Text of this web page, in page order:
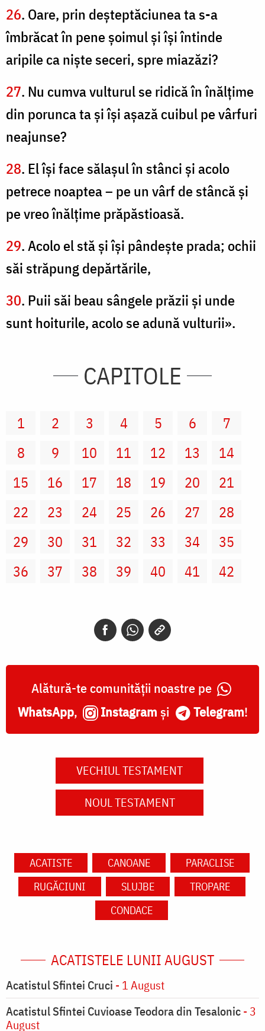
26. Oare, prin deşteptăciunea ta s-a
îmbrăcat în pene şoimul şi îşi întinde
aripile ca nişte seceri, spre miazăzi?
27. Nu cumva vulturul se ridică în înălţime
din porunca ta şi îşi aşază cuibul pe vârfuri
neajunse?
28. El îşi face sălaşul în stânci şi acolo
petrece noaptea – pe un vârf de stâncă şi
pe vreo înălţime prăpăstioasă.
29. Acolo el stă şi îşi pândeşte prada; ochii
săi străpung depărtările,
30. Puii săi beau sângele prăzii şi unde
sunt hoiturile, acolo se adună vulturii».
CAPITOLE
1 2 3 4 5 6
7
8
9 10 11 12 13
14
15
16 17 18 19 20
21
22
23 24 25 26 27
28
29
30 31 32 33 34
35
36
37 38 39 40 41 42
Alătură-te comunității noastre pe
WhatsApp, Instagram și Telegram!
VECHIUL TESTAMENT
NOUL TESTAMENT
ACATISTE CANOANE
PARACLISE
RUGĂCIUNI
SLUJBE
TROPARE
CONDACE
ACATISTELE LUNII AUGUST
Acatistul Sfintei Cruci - 1 August
Acatistul Sfintei Cuvioase Teodora din Tesalonic- 3
August